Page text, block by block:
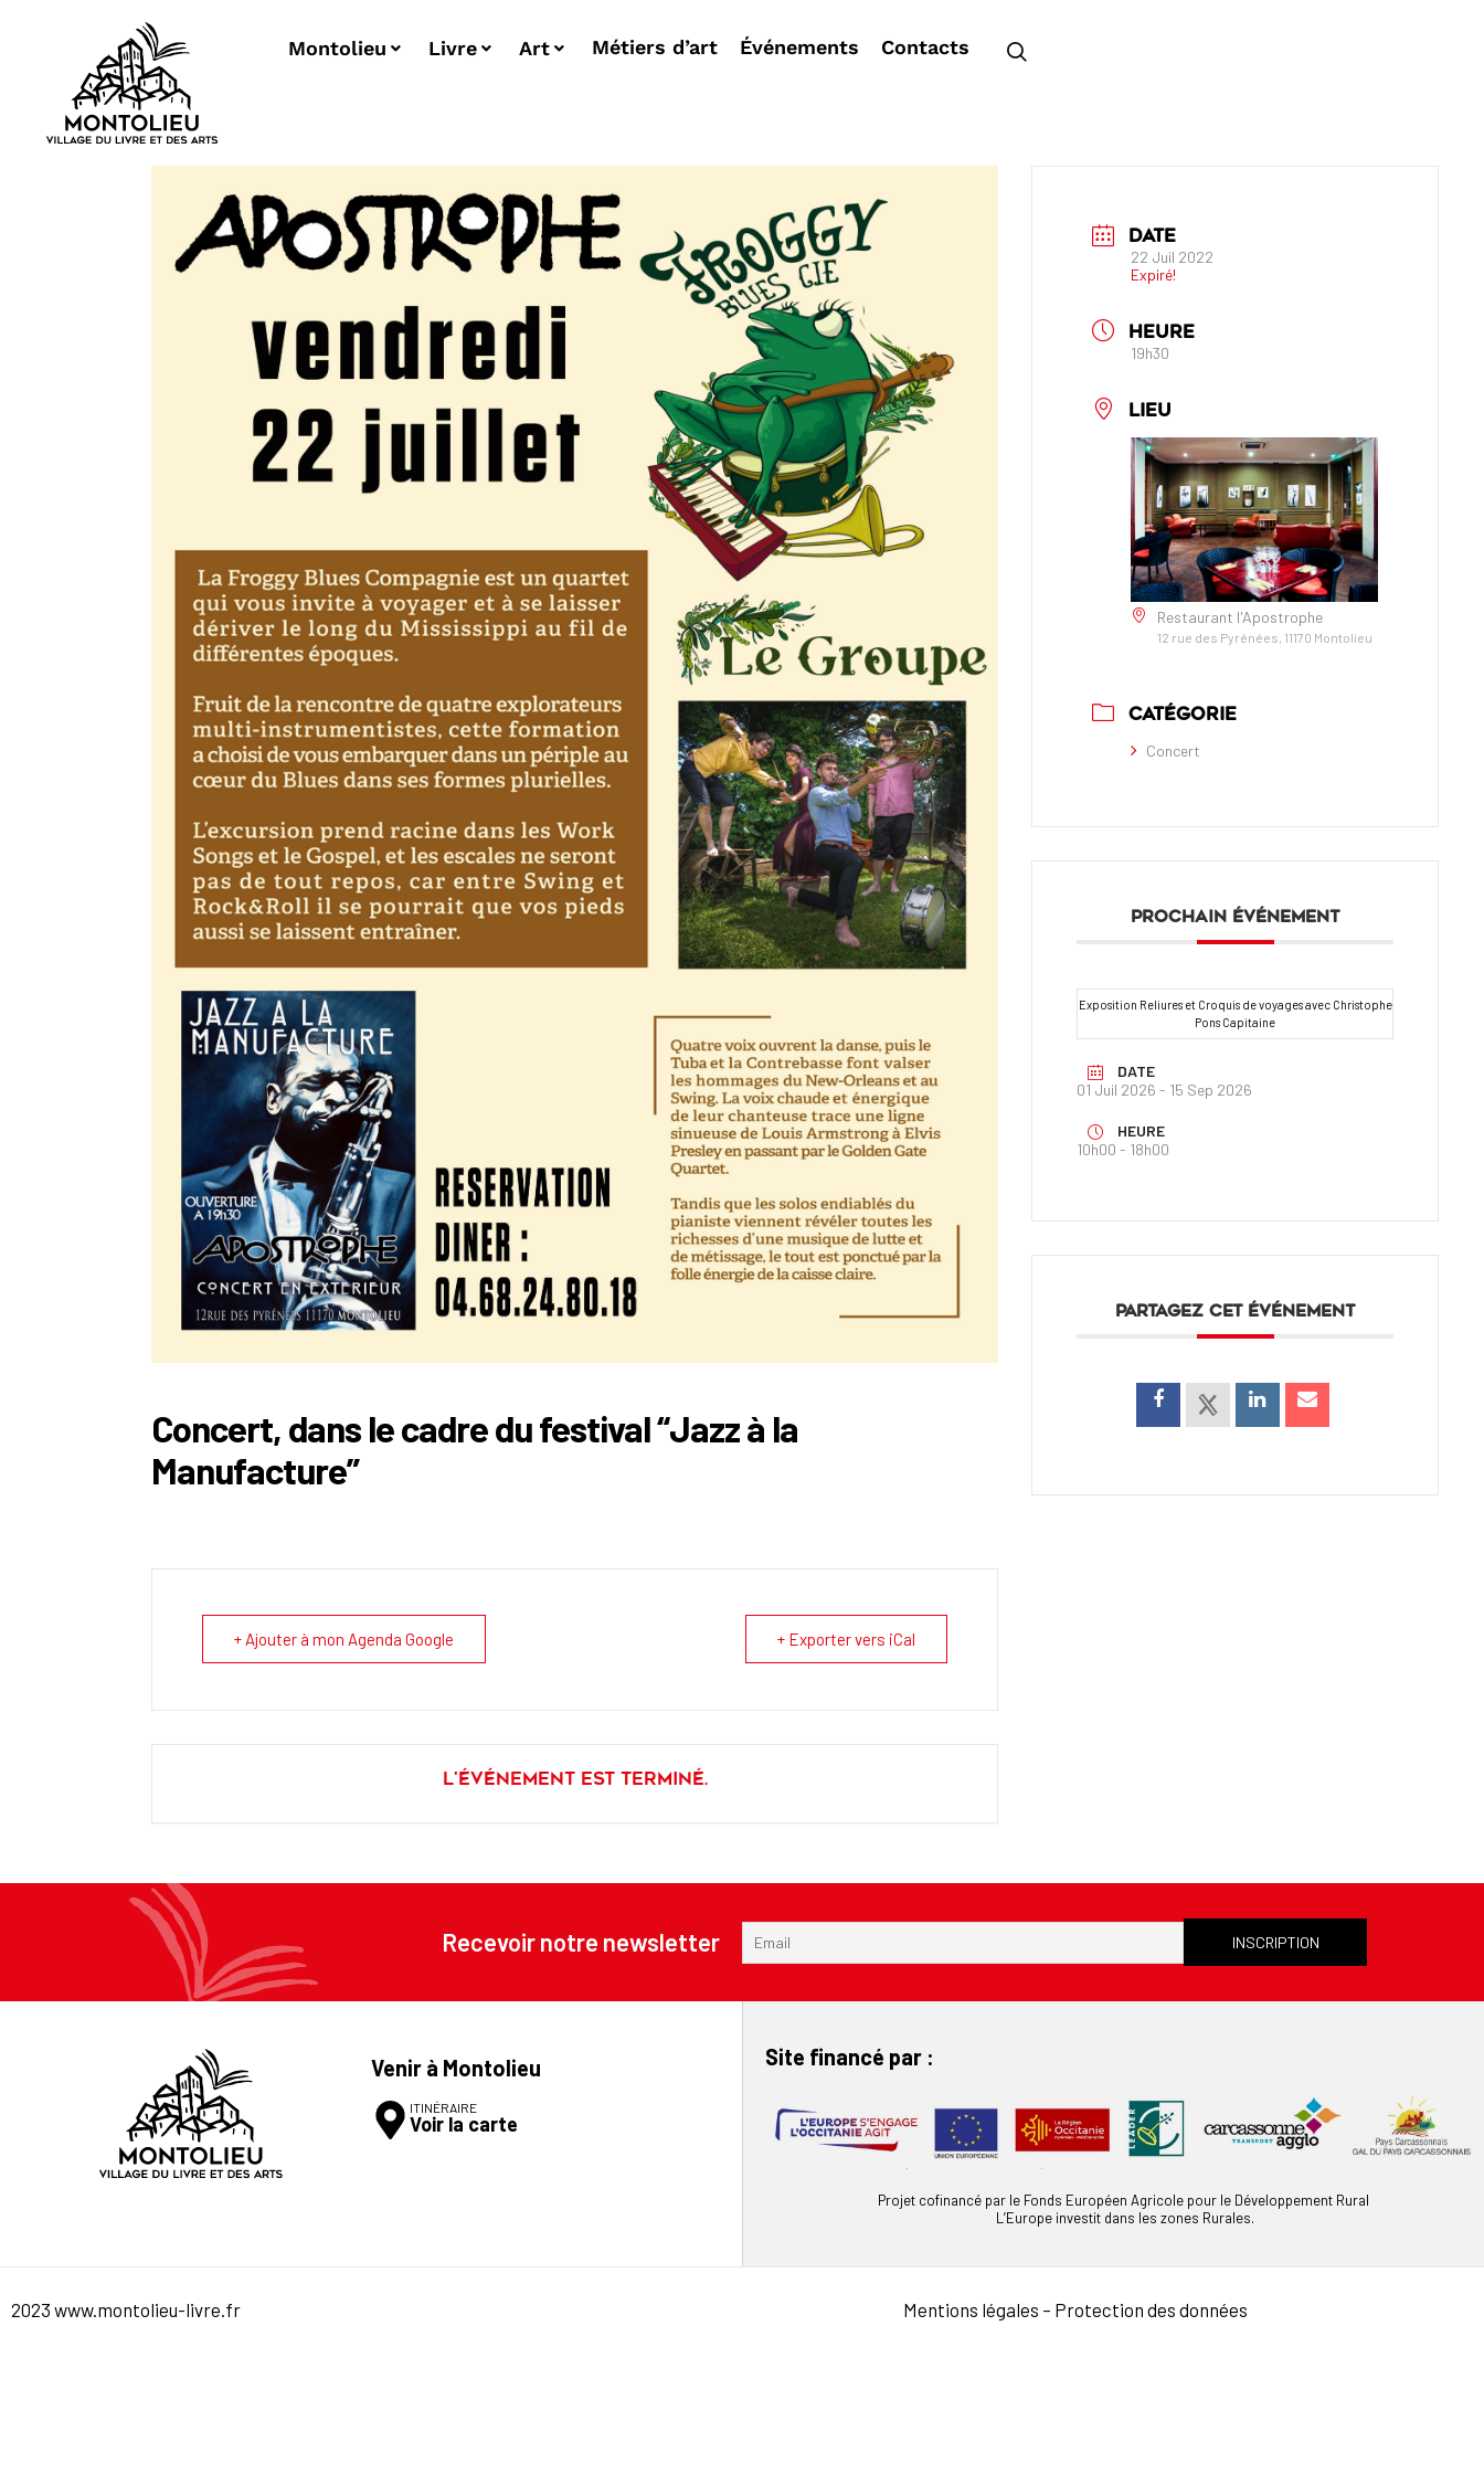
Montolieu Livre Art Métiers d’art Événements Contacts
Concert, dans le cadre du festival “Jazz à la
Manufacture”
+ Ajouter à mon Agenda Google + Exporter vers iCal
L'événement est terminé.
DATE
22 Juil 2022
Expiré!
HEURE
19h30
LIEU
Restaurant l'Apostrophe
12 rue des Pyrénées, 11170 Montolieu
CATÉGORIE
Concert
PROCHAIN ÉVÉNEMENT
Exposition Reliures et Croquis de voyages avec Christophe
Pons Capitaine
DATE
01 Juil 2026 - 15 Sep 2026
HEURE
10h00 - 18h00
PARTAGEZ CET ÉVÉNEMENT
Recevoir notre newsletter
Venir à Montolieu
ITINÉRAIRE
Voir la carte
Site financé par :
Projet cofinancé par le Fonds Européen Agricole pour le Développement Rural
L’Europe investit dans les zones Rurales.
2023 www.montolieu-livre.fr Mentions légales – Protection des données